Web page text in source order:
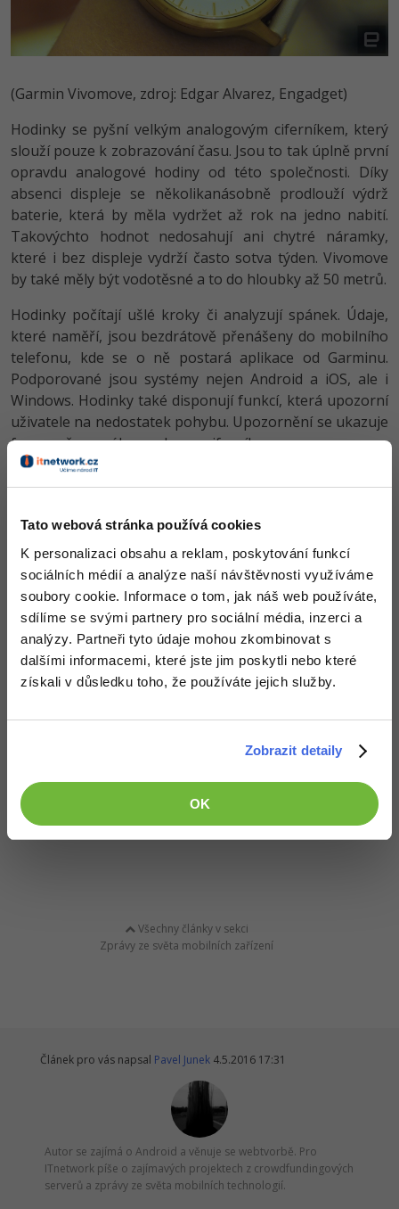
Tato webová stránka používá cookies
K personalizaci obsahu a reklam, poskytování funkcí
sociálních médií a analýze naší návštěvnosti využíváme
soubory cookie. Informace o tom, jak náš web používáte,
sdílíme se svými partnery pro sociální média, inzerci a
analýzy. Partneři tyto údaje mohou zkombinovat s
dalšími informacemi, které jste jim poskytli nebo které
získali v důsledku toho, že používáte jejich služby.
Zobrazit detaily
OK
Více
Fórum
Linux
Sítě
Kybernetická bezpečnost
Elektronický podpis
Fórum
(Garmin Vivomove, zdroj: Edgar Alvarez, Engadget)
Hodinky se pyšní velkým analogovým ciferníkem, který
slouží pouze k zobrazování času. Jsou to tak úplně první
opravdu analogové hodiny od této společnosti. Díky
absenci displeje se několikanásobně prodlouží výdrž
baterie, která by měla vydržet až rok na jedno nabití.
Takovýchto hodnot nedosahují ani chytré náramky,
které i bez displeje vydrží často sotva týden. Vivomove
by také měly být vodotěsné a to do hloubky až 50 metrů.
Hodinky počítají ušlé kroky či analyzují spánek. Údaje,
které naměří, jsou bezdrátově přenášeny do mobilního
telefonu, kde se o ně postará aplikace od Garminu.
Podporované jsou systémy nejen Android a iOS, ale i
Windows. Hodinky také disponují funkcí, která upozorní
uživatele na nedostatek pohybu. Upozornění se ukazuje
formou červeného pruhu na ciferníku.
(různá provedení hodinek, zdroj: The Verge)
Vivomove přijdou v různých barvách i provedení, podle
sportovních hodinek zaplatíte v přepočtu cirka 3500
páskem stojí dvojnásobně. Na výběr bude z pěti barev:
černá, bílá, rose gold, zlatá a ocel.
Zdroj: The Verge
Všechny články v sekci
Zprávy ze světa mobilních zařízení
Článek pro vás napsal Pavel Junek 4.5.2016 17:31
Autor se zajímá o Android a věnuje se webtvorbě. Pro
ITnetwork píše o zajímavých projektech z crowdfundingových
serverů a zprávy ze světa mobilních technologií.